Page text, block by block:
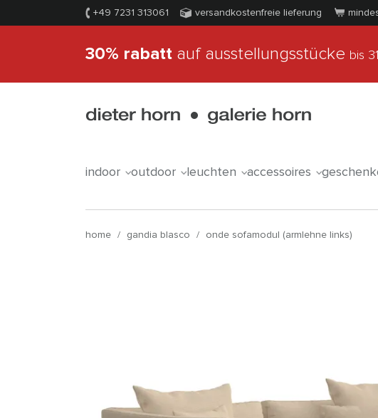
+49 7231 313061 versandkostenfreie lieferung
30% rabatt auf ausstellungsstücke bis
indoor outdoor leuchten accessoires
home / gandia blasco / onde sofamodul (armlehne links)